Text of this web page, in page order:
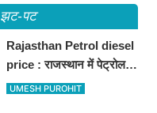
झट-पट
Rajasthan Petrol diesel
price : राजस्थान में पेट्रोल-
डीजल की कीमतें जारी, जानिए
UMESH PUROHIT